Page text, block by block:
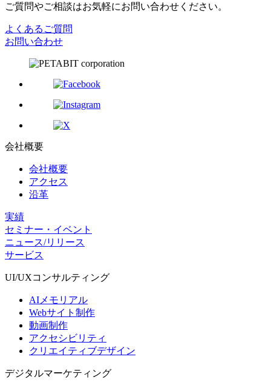
ご質問やご相談はお気軽にお問い合わせください。
よくあるご質問
お問い合わせ
会社概要
会社概要
アクセス
沿革
実績
セミナー・イベント
ニュース/リリース
サービス
UI/UXコンサルティング
AIメモリアル
Webサイト制作
動画制作
アクセシビリティ
クリエイティブデザイン
デジタルマーケティング